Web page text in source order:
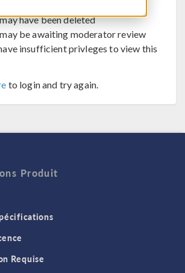
have been deleted
be awaiting moderator review
insufficient privleges to view this
to login and try again.
Produit
Requise